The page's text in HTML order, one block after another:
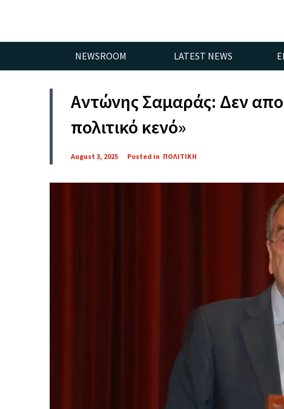
NEWSROOM LATEST NEWS
Αντώνης Σαμαράς: Δεν
πολιτικό κενό»
August 3, 2025 Posted in ΠΟΛΙΤΙΚΗ